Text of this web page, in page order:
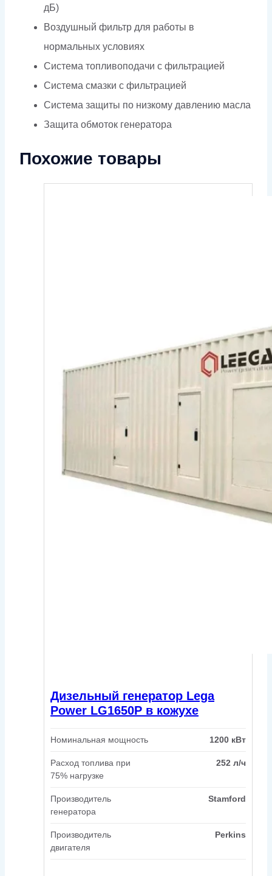
дБ)
Воздушный фильтр для работы в
нормальных условиях
Система топливоподачи с фильтрацией
Система смазки с фильтрацией
Система защиты по низкому давлению масла
Защита обмоток генератора
Похожие товары
Дизельный генератор Lega
Power LG1650P в кожухе
Номинальная мощность 1200 кВт
Расход топлива при
75% нагрузке
252 л/ч
Производитель
генератора
Stamford
Производитель
двигателя
Perkins